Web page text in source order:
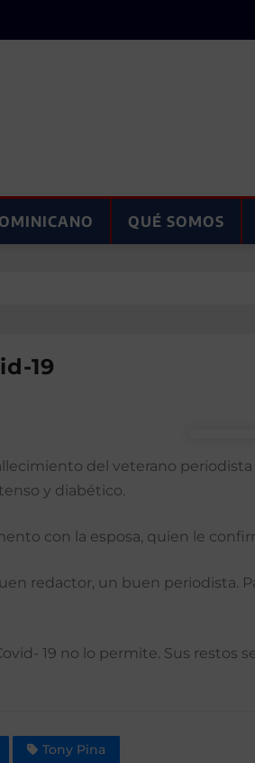
QUÉ SOMOS
19
del veterano periodista
y diabético.
con la esposa, quien le
redactor, un buen periodista.
19 no lo permite. Sus restos
Tony Pina